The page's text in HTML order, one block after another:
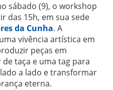
sábado (9), o workshop
das 15h, em sua sede
da Cunha. A
vivência artística em
peças em
taça e uma tag para
a lado e transformar
eterna.